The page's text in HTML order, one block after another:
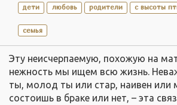
дети любовь родители с высоты
семья
Эту неисчерпаемую, похожую на
нежность мы ищем всю жизнь.
ты, молод ты или стар, наивен или
состоишь в браке или нет, – эта